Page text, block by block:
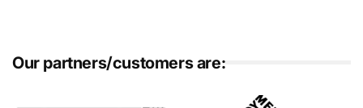
Our partners/customers are: